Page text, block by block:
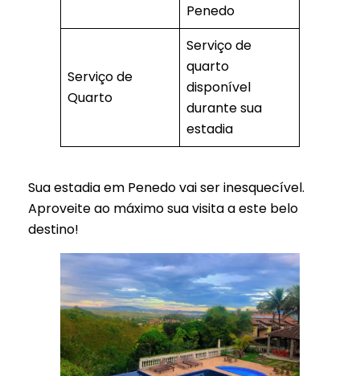
Penedo
Serviço de
Quarto
Serviço de
quarto
disponível
durante sua
estadia
Sua estadia em Penedo vai ser inesquecível.
Aproveite ao máximo sua visita a este belo
destino!